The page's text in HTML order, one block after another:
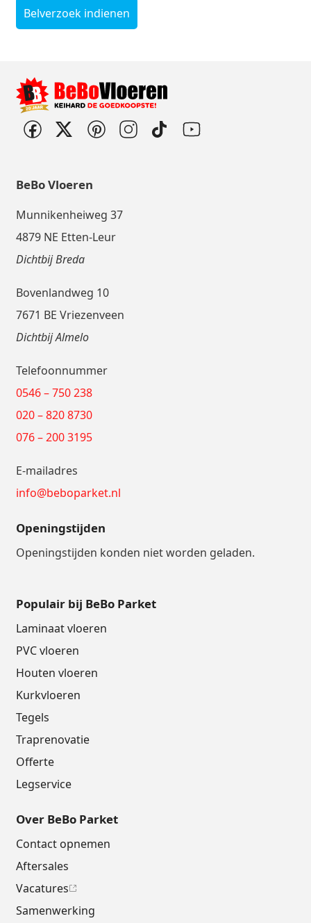
Belverzoek indienen
BeBo Vloeren
Munnikenheiweg 37
4879 NE Etten-Leur
Dichtbij Breda
Bovenlandweg 10
7671 BE Vriezenveen
Dichtbij Almelo
Telefoonnummer
0546 – 750 238
020 – 820 8730
076 – 200 3195
E-mailadres
info@beboparket.nl
Openingstijden
Openingstijden konden niet worden geladen.
Populair bij BeBo Parket
Laminaat vloeren
PVC vloeren
Houten vloeren
Kurkvloeren
Tegels
Traprenovatie
Offerte
Legservice
Over BeBo Parket
Contact opnemen
Aftersales
Vacatures
Samenwerking